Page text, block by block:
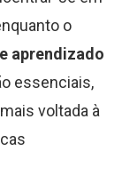
o
aprendizado
essenciais,
voltada à